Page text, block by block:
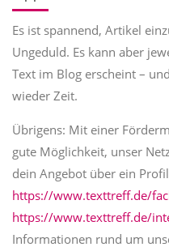
Es ist spannend, Artikel
Ungeduld. Es kann aber
Text im Blog erscheint –
wieder Zeit.
Übrigens: Mit einer
gute Möglichkeit, unser
dein Angebot über ein
https://www.texttreff.de/
https://www.texttreff.de/
Informationen rund um